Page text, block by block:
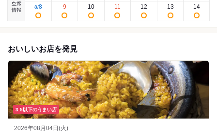
空席
情報
8/8 9 10 11 12 13 14
おいしいお店を発見
3.5以下のうまい店
2026年08月04日(火)